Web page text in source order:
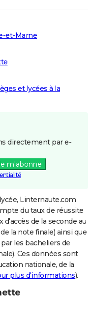
et-Marne
et lycées à la
directement par e-
m'abonne
Linternaute.com
du taux de réussite
d'accès de la seconde au
la note finale) ainsi que
les bacheliers de
Ces données sont
nationale, de la
plus d'informations).